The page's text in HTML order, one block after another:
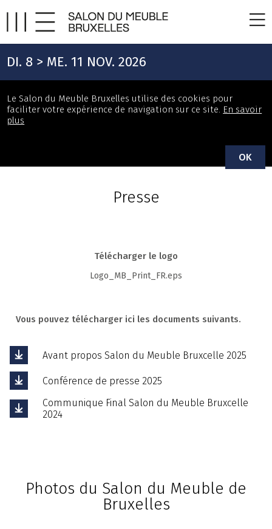
DI. 8 > ME. 11 NOV. 2026
Le Salon du Meuble Bruxelles utilise des cookies pour
faciliter votre expérience de navigation sur ce site. En savoir
plus
OK
Presse
Télécharger le logo
Logo_MB_Print_FR.eps
Vous pouvez télécharger ici les documents suivants.
Avant propos Salon du Meuble Bruxcelle 2025
Conférence de presse 2025
Communique Final Salon du Meuble Bruxcelle
2024
Photos du Salon du Meuble de
Bruxelles